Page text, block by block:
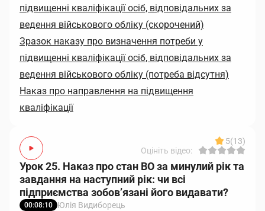
підвищенні кваліфікації осіб, відповідальних за
ведення військового обліку (скорочений)
Зразок наказу про визначення потреби у
підвищенні кваліфікації осіб, відповідальних за
ведення військового обліку (потреба відсутня)
Наказ про направлення на підвищення
кваліфікації
5(13)
Оцініть відео:
Урок 25. Наказ про стан ВО за минулий рік та
завдання на наступний рік: чи всі
підприємства зобов’язані його видавати?
00:08:10 Юлія Видиборець